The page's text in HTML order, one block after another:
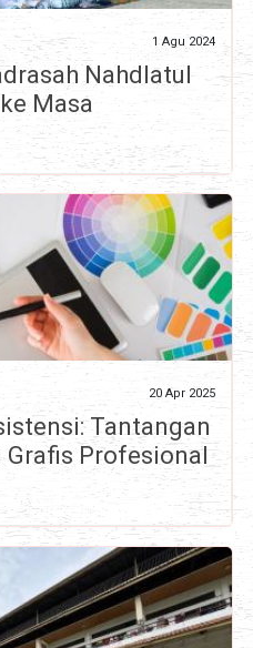
1 Agu 2024
Nahdlatul
Masa
20 Apr 2025
Tantangan
Profesional